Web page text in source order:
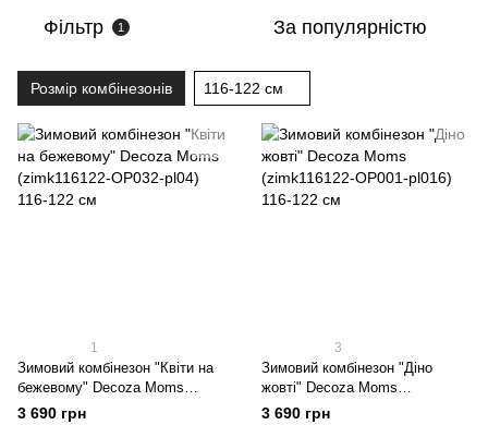
Фільтр 1 За популярністю
Розмір комбінезонів 116-122 см
1
Зимовий комбінезон "Квіти на
бежевому" Decoza Moms
(zimk116122-OP032-pl04) 116-
3 690 грн
3
Зимовий комбінезон "Діно
жовті" Decoza Moms
(zimk116122-OP001-pl016) 116-
3 690 грн